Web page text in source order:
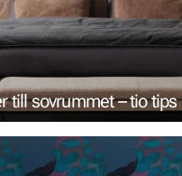
till sovrummet – tio tips